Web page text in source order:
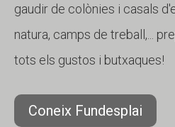
gaudir de colònies i casals
natura, camps de treball,...
tots els gustos i butxaques!
Coneix Fundesplai